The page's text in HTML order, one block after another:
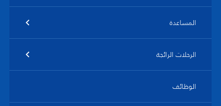
المساعدة
الرحلات الرائجة
الوظائف